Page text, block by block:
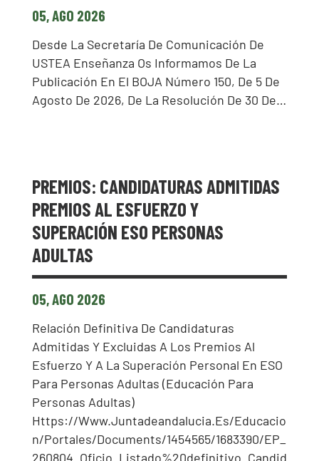
05, AGO 2026
Desde La Secretaría De Comunicación De
USTEA Enseñanza Os Informamos De La
Publicación En El BOJA Número 150, De 5 De
Agosto De 2026, De La Resolución De 30 De…
PREMIOS: CANDIDATURAS ADMITIDAS
PREMIOS AL ESFUERZO Y
SUPERACIÓN ESO PERSONAS
ADULTAS
05, AGO 2026
Relación Definitiva De Candidaturas
Admitidas Y Excluidas A Los Premios Al
Esfuerzo Y A La Superación Personal En ESO
Para Personas Adultas (Educación Para
Personas Adultas)
Https://www.juntadeandalucia.es/educacio
N/portales/documents/1454565/1683390/EP_
260804_Oficio_Listado%20definitivo_Candid